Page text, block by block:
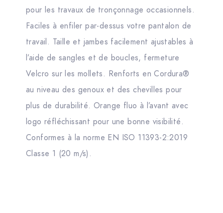
pour les travaux de tronçonnage occasionnels.
Faciles à enfiler par-dessus votre pantalon de
travail. Taille et jambes facilement ajustables à
l’aide de sangles et de boucles, fermeture
Velcro sur les mollets. Renforts en Cordura®
au niveau des genoux et des chevilles pour
plus de durabilité. Orange fluo à l’avant avec
logo réfléchissant pour une bonne visibilité.
Conformes à la norme EN ISO 11393-2:2019
Classe 1 (20 m/s).